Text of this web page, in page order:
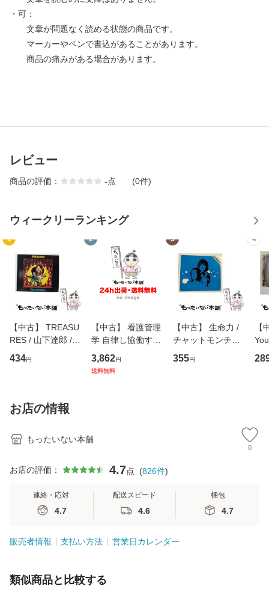
・可：
文章が問題なく読める状態の商品です。
マーカーやペンで書込があることがあります。
商品の痛みがある場合があります。
レビュー
商品の評価： -点 (0件)
ウィークリーランキング
1
【中古】 TREASU
RES / 山下達郎 /
イーストウエス
ト・ジャパン [CD]
434円
2
【中古】 看護管理
学 自律し協働する
専門職の看護マネ
ジメントスキル 改
3,862円
送料無料
3
【中古】 生命力 /
チャットモンチー /
キューンレコード
[CD]【メール便送
355円
4
【
のが
お店の情報
もったいない本舗
0
お店の評価： 4.7点 (826件)
連絡・応対
4.7
配送スピード
4.6
梱包
4.7
販売者情報 支払い方法 営業日カレンダー
類似商品と比較する